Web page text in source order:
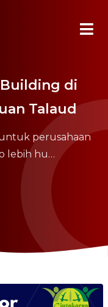
di
Talaud
perusahaan
lebih hu…